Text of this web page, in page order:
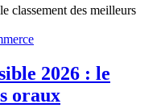
2026 : le
oraux